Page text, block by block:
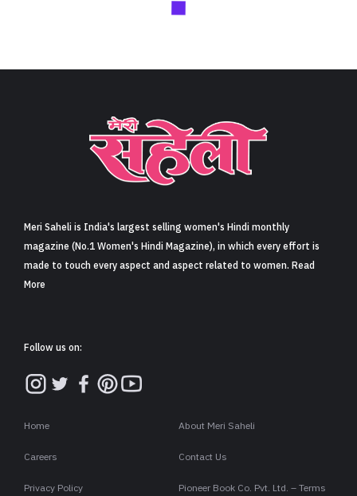
Meri Saheli is India's largest selling women's Hindi monthly
magazine (No.1 Women's Hindi Magazine), in which every effort is
made to touch every aspect and aspect related to women. Read
More
Follow us on:
Home About Meri Saheli
Careers Contact Us
Privacy Policy Pioneer Book Co. Pvt. Ltd. – Terms